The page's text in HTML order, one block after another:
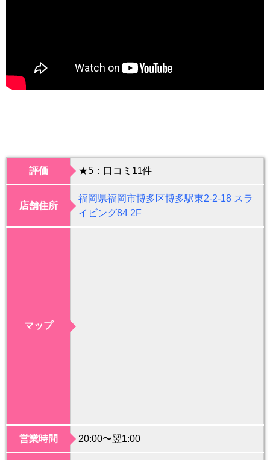
評価 ★5：口コミ11件
店舗住所
福岡県福岡市博多区博多駅東2-2-18 スラ
イビング84 2F
マップ
営業時間 20:00〜翌1:00